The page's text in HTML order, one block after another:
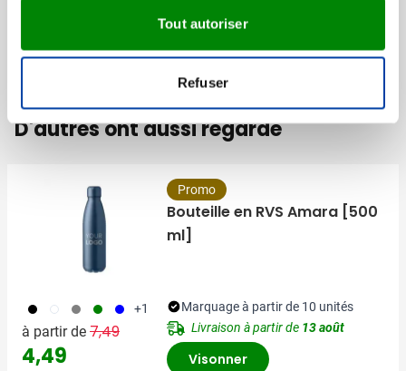
Tout autoriser
Refuser
7.5 cm
D'autres ont aussi regardé
001 002 003 004 005 +1
à partir de Prix normal
7,49 Prix spécial
4,49
Promo
Bouteille en RVS Amara [500
ml]
Marquage à partir de 10 unités
Livraison à partir de 13 août
Visonner